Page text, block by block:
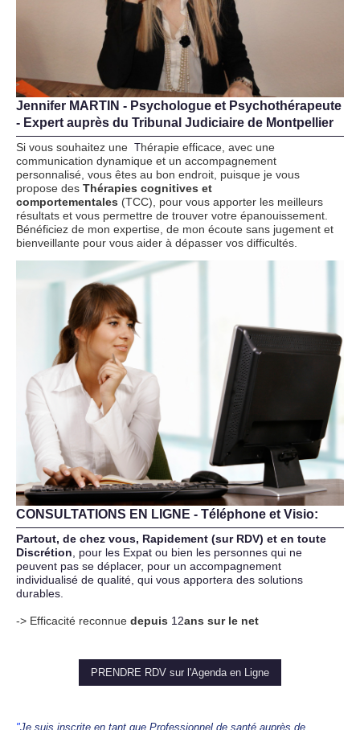
Jennifer MARTIN - Psychologue et Psychothérapeute
- Expert auprès du Tribunal Judiciaire de Montpellier
Si vous souhaitez une Thérapie efficace, avec une
communication dynamique et un accompagnement
personnalisé, vous êtes au bon endroit, puisque je vous
propose des Thérapies cognitives et
comportementales (TCC), pour vous apporter les meilleurs
résultats et vous permettre de trouver votre épanouissement.
Bénéficiez de mon expertise, de mon écoute sans jugement et
bienveillante pour vous aider à dépasser vos difficultés.
CONSULTATIONS EN LIGNE - Téléphone et Visio:
Partout, de chez vous, Rapidement (sur RDV) et en toute
Discrétion , pour les Expat ou bien les personnes qui ne
peuvent pas se déplacer, pour un accompagnement
individualisé de qualité, qui vous apportera des solutions
durables.
-> Efficacité reconnue depuis 12ans sur le net
PRENDRE RDV sur l'Agenda en Ligne
"Je suis inscrite en tant que Professionnel de santé auprès de